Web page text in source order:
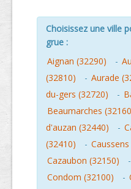
Choisissez une ville
grue :
Aignan (32290)
-
(32810)
- Aurade
du-gers (32720)
-
Beaumarches
d'auzan (32440)
-
(32410)
-
Cazaubon (32150)
-
Condom (32100)
-